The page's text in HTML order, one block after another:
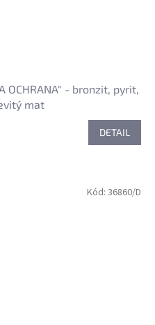
OCHRANA" - bronzit, pyrit,
mat
DETAIL
Kód: 36860/D